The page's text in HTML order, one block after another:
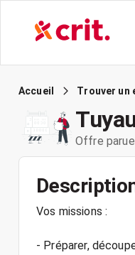
Accueil Trouver un
Offre
Vos missions :
- Préparer,